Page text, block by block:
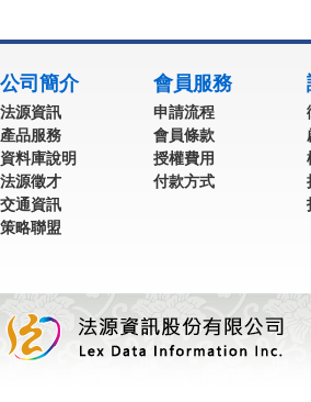
公司簡介
法源資訊
產品服務
資料庫說明
法源徵才
交通資訊
策略聯盟
會員服務
申請流程
會員條款
授權費用
付款方式